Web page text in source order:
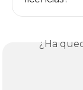
¿Ha